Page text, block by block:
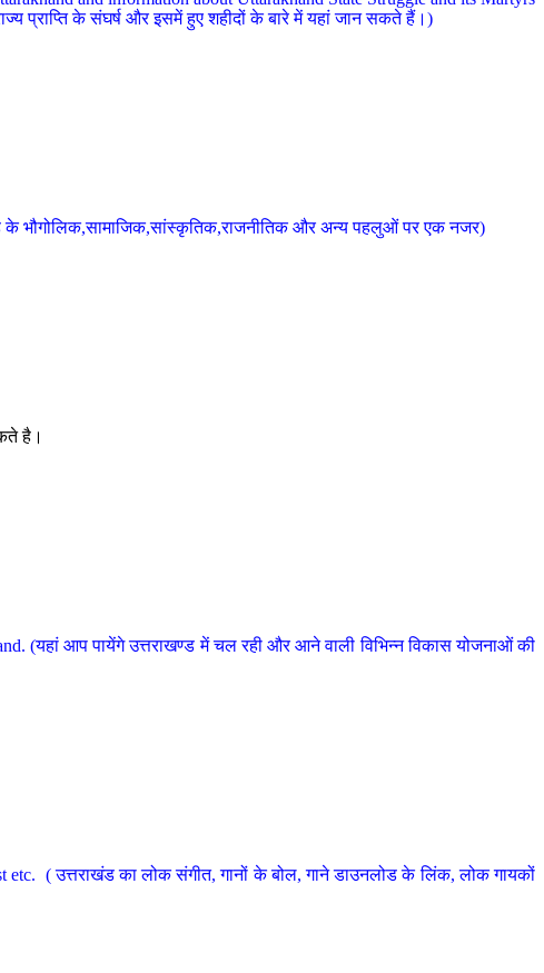
प्राप्ति के संघर्ष और इसमें हुए शहीदों के बारे में यहां जान सकते हैं।)
के भौगोलिक,सामाजिक,सांस्कृतिक,राजनीतिक और अन्य पहलुओं पर एक नजर)
है।
(यहां आप पायेंगे उत्तराखण्ड में चल रही और आने वाली विभिन्न विकास योजनाओं की
( उत्तराखंड का लोक संगीत, गानों के बोल, गाने डाउनलोड के लिंक, लोक गायकों